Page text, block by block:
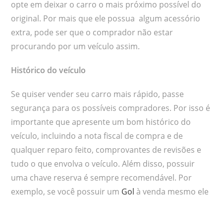
opte em deixar o carro o mais próximo possível do
original. Por mais que ele possua algum acessório
extra, pode ser que o comprador não estar
procurando por um veículo assim.
Histórico do veículo
Se quiser vender seu carro mais rápido, passe
segurança para os possíveis compradores. Por isso é
importante que apresente um bom histórico do
veículo, incluindo a nota fiscal de compra e de
qualquer reparo feito, comprovantes de revisões e
tudo o que envolva o veículo. Além disso, possuir
uma chave reserva é sempre recomendável. Por
exemplo, se você possuir um Gol à venda mesmo ele